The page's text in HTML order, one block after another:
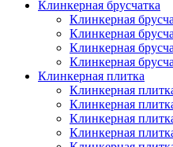
Клинкерная брусчатка
Клинкерная
Клинкерная
Клинкерная
Клинкерная
Клинкерная плитка
Клинкерная
Клинкерная
Клинкерная
Клинкерная